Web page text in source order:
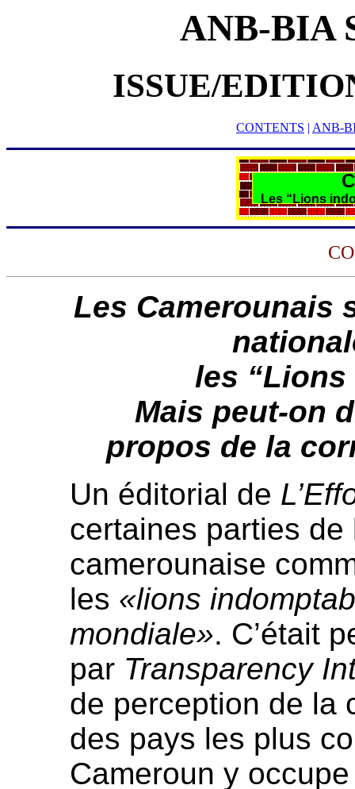
ANB-BIA
ISSUE/
CONTENTS | ANB-
Les “Lions
Les Camerounais
les
Mais peut-on
propos de la
Un éditorial de
certaines parties de
camerounaise
les «lions
mondiale». C’était
par Transparency
de perception de la
des pays les plus
Cameroun y